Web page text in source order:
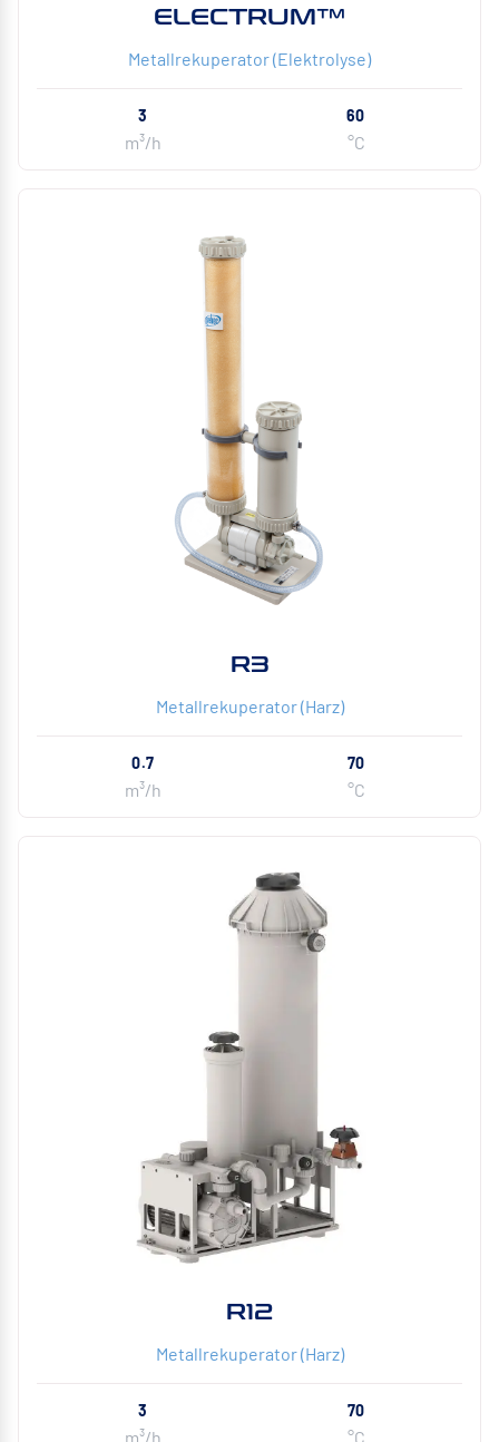
ELECTRUM™
Metallrekuperator (Elektrolyse)
3
m³/h
60
°C
R3
Metallrekuperator (Harz)
0.7
m³/h
70
°C
R12
Metallrekuperator (Harz)
3
m³/h
70
°C